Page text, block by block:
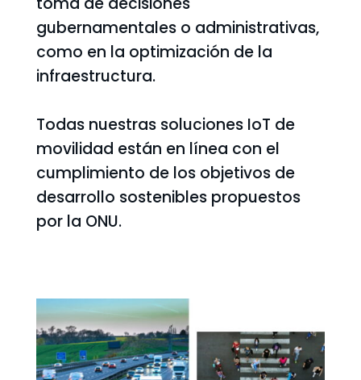
gubernamentales o administrativas,
como en la optimización de la
infraestructura.
Todas nuestras soluciones IoT de
movilidad están en línea con el
cumplimiento de los objetivos de
desarrollo sostenibles propuestos
por la ONU.